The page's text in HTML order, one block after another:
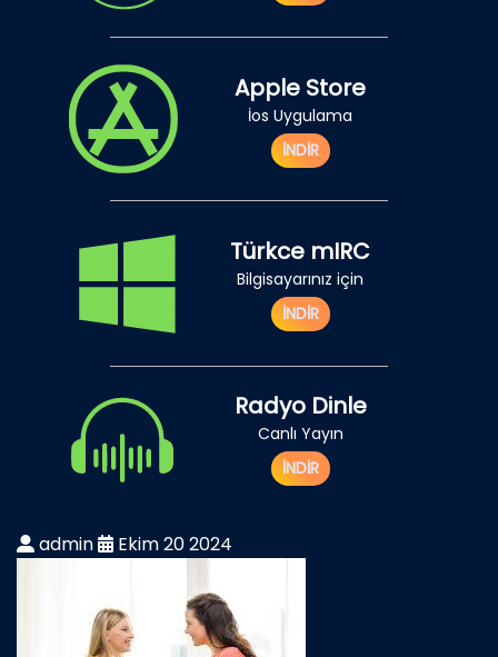
Apple Store
İos Uygulama
İNDİR
Türkce mIRC
Bilgisayarınız için
İNDİR
Radyo Dinle
Canlı Yayın
İNDİR
admin Ekim 20 2024